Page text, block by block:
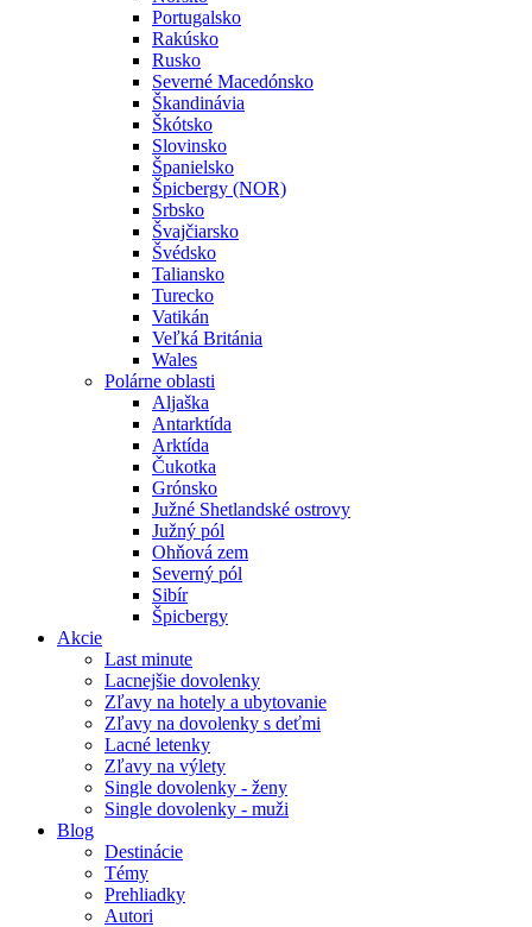
Portugalsko
Rakúsko
Rusko
Severné Macedónsko
Škandinávia
Škótsko
Slovinsko
Španielsko
Špicbergy (NOR)
Srbsko
Švajčiarsko
Švédsko
Taliansko
Turecko
Vatikán
Veľká Británia
Wales
Polárne oblasti
Aljaška
Antarktída
Arktída
Čukotka
Grónsko
Južné Shetlandské ostrovy
Južný pól
Ohňová zem
Severný pól
Sibír
Špicbergy
Akcie
Last minute
Lacnejšie dovolenky
Zľavy na hotely a ubytovanie
Zľavy na dovolenky s deťmi
Lacné letenky
Zľavy na výlety
Single dovolenky - ženy
Single dovolenky - muži
Blog
Destinácie
Témy
Prehliadky
Autori